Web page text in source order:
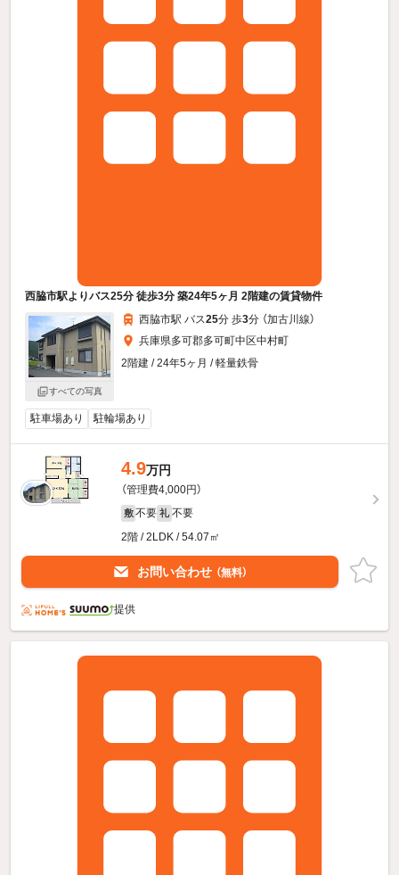
西脇市駅よりバス25分 徒歩3分 築24年5ヶ月 2階建の賃貸物件
すべての写真
西脇市駅 バス25分 歩3分 （加古川線）
兵庫県多可郡多可町中区中村町
2階建 / 24年5ヶ月 / 軽量鉄骨
駐車場あり 駐輪場あり
4.9万円
（管理費4,000円）
敷 不要 礼 不要
2階 / 2LDK / 54.07㎡
お問い合わせ （無料）
提供